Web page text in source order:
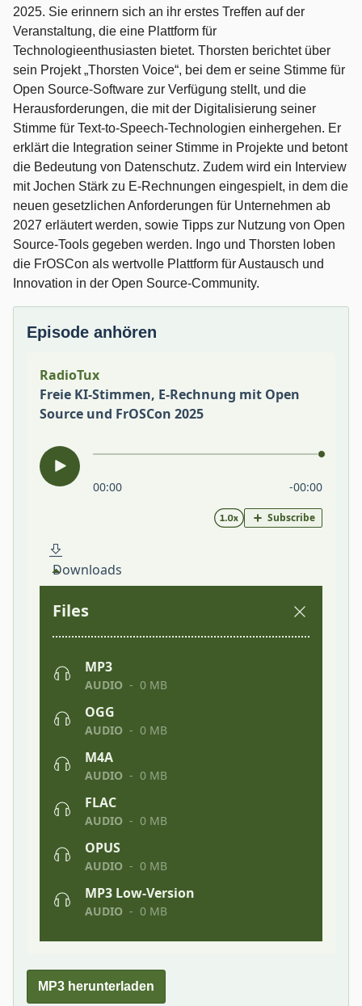
2025. Sie erinnern sich an ihr erstes Treffen auf der
Veranstaltung, die eine Plattform für
Technologieenthusiasten bietet. Thorsten berichtet über
sein Projekt „Thorsten Voice“, bei dem er seine Stimme für
Open Source-Software zur Verfügung stellt, und die
Herausforderungen, die mit der Digitalisierung seiner
Stimme für Text-to-Speech-Technologien einhergehen. Er
erklärt die Integration seiner Stimme in Projekte und betont
die Bedeutung von Datenschutz. Zudem wird ein Interview
mit Jochen Stärk zu E-Rechnungen eingespielt, in dem die
neuen gesetzlichen Anforderungen für Unternehmen ab
2027 erläutert werden, sowie Tipps zur Nutzung von Open
Source-Tools gegeben werden. Ingo und Thorsten loben
die FrOSCon als wertvolle Plattform für Austausch und
Innovation in der Open Source-Community.
Episode anhören
MP3 herunterladen